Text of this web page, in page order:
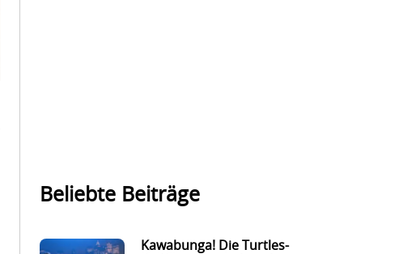
Beliebte Beiträge
Kawabunga! Die Turtles-